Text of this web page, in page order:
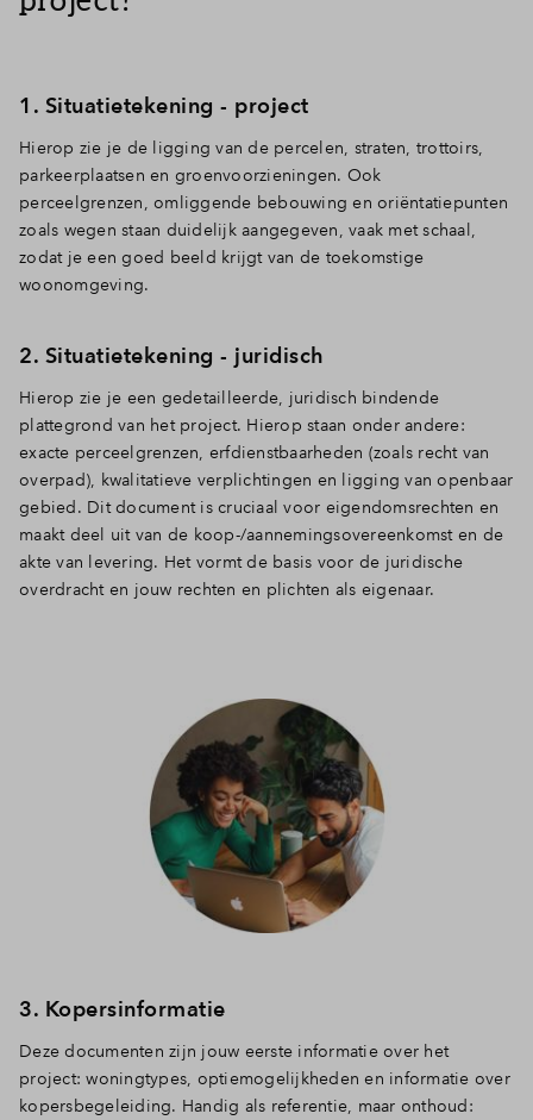
1. Situatietekening - project
Hierop zie je de ligging van de percelen, straten, trottoirs,
parkeerplaatsen en groenvoorzieningen. Ook
perceelgrenzen, omliggende bebouwing en oriëntatiepunten
zoals wegen staan duidelijk aangegeven, vaak met schaal,
zodat je een goed beeld krijgt van de toekomstige
woonomgeving.
2. Situatietekening - juridisch
Hierop zie je een gedetailleerde, juridisch bindende
plattegrond van het project. Hierop staan onder andere:
exacte perceelgrenzen, erfdienstbaarheden (zoals recht van
overpad), kwalitatieve verplichtingen en ligging van openbaar
gebied. Dit document is cruciaal voor eigendomsrechten en
maakt deel uit van de koop-/aannemingsovereenkomst en de
akte van levering. Het vormt de basis voor de juridische
overdracht en jouw rechten en plichten als eigenaar.
3. Kopersinformatie
Deze documenten zijn jouw eerste informatie over het
project: woningtypes, optiemogelijkheden en informatie over
kopersbegeleiding. Handig als referentie, maar onthoud: